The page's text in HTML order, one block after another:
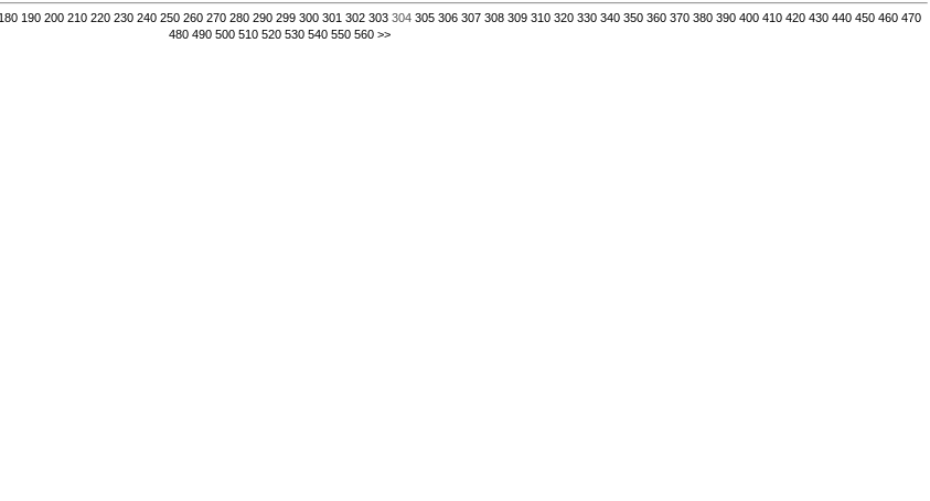
180 190 200 210 220 230 240 250 260 270 280 290 299 300 301 302 303304 305 306 307 308 309 310 320 330 340 350 360 370 380 390 400 410 420 430 440 450 460 470
480 490 500 510 520 530 540 550 560 >>